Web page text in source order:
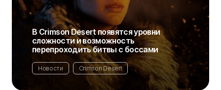
В Crimson Desert появятся уровни
сложности и возможность
перепроходить битвы с боссами
Новости Crimson Desert